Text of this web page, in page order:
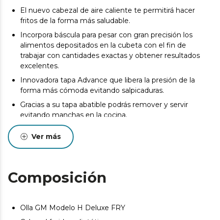
El nuevo cabezal de aire caliente te permitirá hacer
fritos de la forma más saludable.
Incorpora báscula para pesar con gran precisión los
alimentos depositados en la cubeta con el fin de
trabajar con cantidades exactas y obtener resultados
excelentes.
Innovadora tapa Advance que libera la presión de la
forma más cómoda evitando salpicaduras.
Gracias a su tapa abatible podrás remover y servir
evitando manchas en la cocina.
Cuenta con una cubeta Excelsior con gran
antiadherencia que logra resultados óptimos en
cualquier receta.
lista al llegar a casa.
Disfruta de comidas en familia gracias a su gran
Modo Eco para ahorrar hasta un 50 % de energía
Ver más
Composición
Olla GM Modelo H Deluxe FRY